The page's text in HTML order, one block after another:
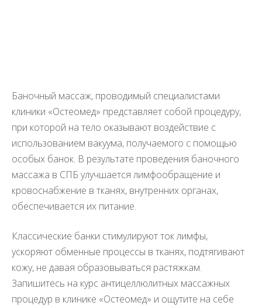
Баночный массаж, проводимый специалистами
клиники «Остеомед» представляет собой процедуру,
при которой на тело оказывают воздействие с
использованием вакуума, получаемого с помощью
особых банок. В результате проведения баночного
массажа в СПБ улучшается лимфообращение и
кровоснабжение в тканях, внутренних органах,
обеспечивается их питание.
Классические банки стимулируют ток лимфы,
ускоряют обменные процессы в тканях, подтягивают
кожу, не давая образовываться растяжкам.
Запишитесь на курс антицеллюлитных массажных
процедур в клинике «Остеомед» и ощутите на себе